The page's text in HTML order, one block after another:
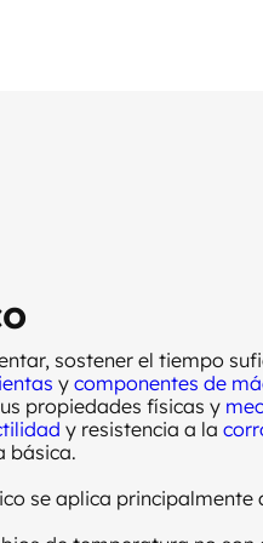
sostener el tiempo
y componentes de
propiedades físicas y
y resistencia a la
básica.
se aplica principalmente